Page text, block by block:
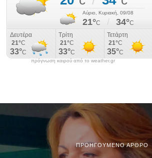
πρόγνωση καιρού από το weather.gr
ΠΡΟΗΓΟΎΜΕΝΟ ΆΡΘΡΟ